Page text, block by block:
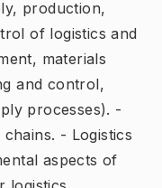
production,
of logistics and
materials
and control,
processes). -
- Logistics
aspects of